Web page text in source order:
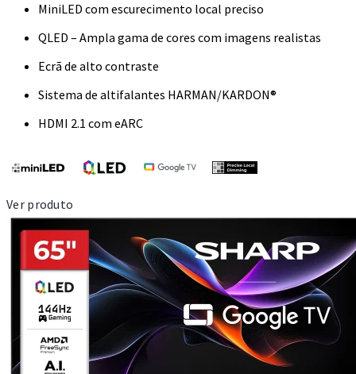
MiniLED com escurecimento local preciso
QLED – Ampla gama de cores com imagens realistas
Ecrã de alto contraste
Sistema de altifalantes HARMAN/KARDON®
HDMI 2.1 com eARC
Ver produto